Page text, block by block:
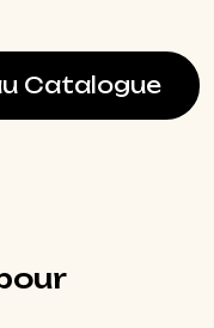
Catalogue